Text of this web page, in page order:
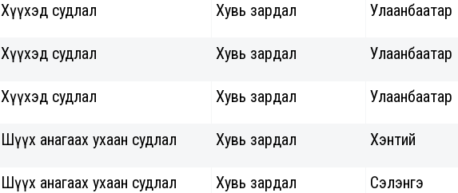
Хүүхэд судлал Хувь зардал Улаанбаатар
Хүүхэд судлал Хувь зардал Улаанбаатар
Хүүхэд судлал Хувь зардал Улаанбаатар
Шүүх анагаах ухаан судлал Хувь зардал Хэнтий
Шүүх анагаах ухаан судлал Хувь зардал Сэлэнгэ